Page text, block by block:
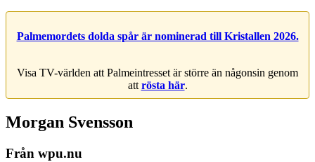
Palmemordets dolda spår är nominerad till Kristallen 2026.
Visa TV-världen att Palmeintresset är större än någonsin genom
att rösta här.
Morgan Svensson
Från wpu.nu